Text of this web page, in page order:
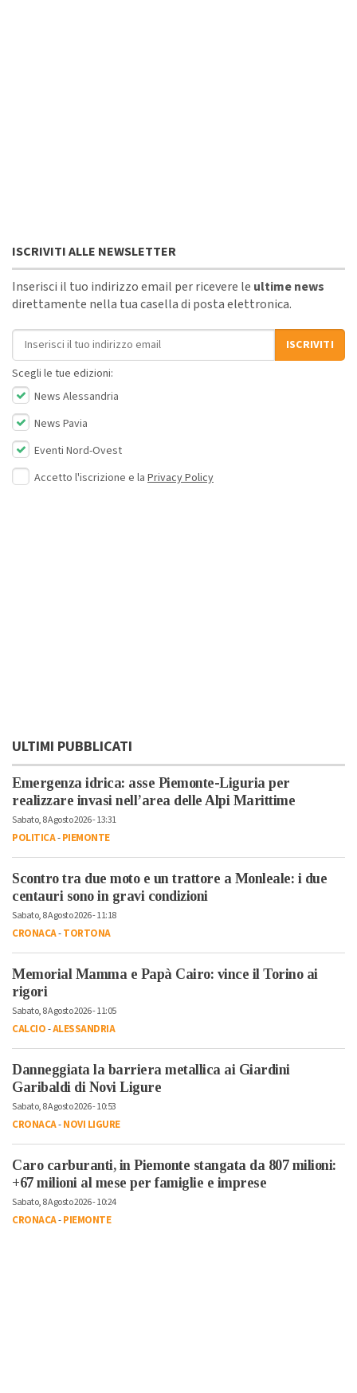
ISCRIVITI ALLE NEWSLETTER
Inserisci il tuo indirizzo email per ricevere le ultime news
direttamente nella tua casella di posta elettronica.
Indirizzo email
ISCRIVITI
Scegli le tue edizioni:
News Alessandria
News Pavia
Eventi Nord-Ovest
Accetto l'iscrizione e la Privacy Policy
ULTIMI PUBBLICATI
Emergenza idrica: asse Piemonte-Liguria per
realizzare invasi nell’area delle Alpi Marittime
Sabato, 8 Agosto 2026 - 13:31
POLITICA-PIEMONTE
Scontro tra due moto e un trattore a Monleale: i due
centauri sono in gravi condizioni
Sabato, 8 Agosto 2026 - 11:18
CRONACA-TORTONA
Memorial Mamma e Papà Cairo: vince il Torino ai
rigori
Sabato, 8 Agosto 2026 - 11:05
CALCIO-ALESSANDRIA
Danneggiata la barriera metallica ai Giardini
Garibaldi di Novi Ligure
Sabato, 8 Agosto 2026 - 10:53
CRONACA-NOVI LIGURE
Caro carburanti, in Piemonte stangata da 807 milioni:
+67 milioni al mese per famiglie e imprese
Sabato, 8 Agosto 2026 - 10:24
CRONACA-PIEMONTE